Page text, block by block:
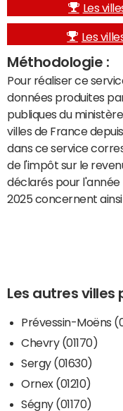
Les
Les
Méthodologie :
Pour réaliser ce
données produites
publiques du
villes de France
dans ce service
de l'impôt sur le
déclarés pour
2025 concernent
Les autres
Prévessin-Moëns
Chevry (01170)
Sergy (01630)
Ornex (01210)
Ségny (01170)